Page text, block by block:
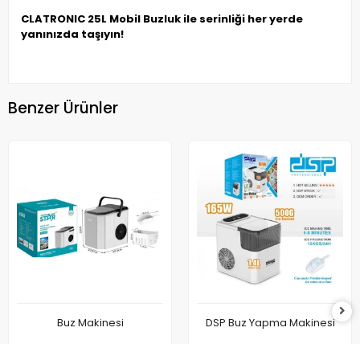
CLATRONIC 25L Mobil Buzluk ile serinliği her yerde
yanınızda taşıyın!
Benzer Ürünler
Buz Makinesi DSP Buz Yapma Makinesi